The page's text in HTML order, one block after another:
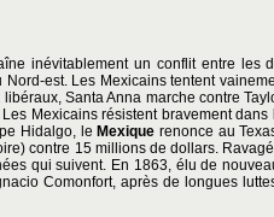
inévitablement un conflit entre les
est. Les Mexicains tentent
Santa Anna marche contre
. Les Mexicains résistent bravement
Hidalgo, leMexique renonce au
contre 15 millions de dollars.
qui suivent. En 1863, élu de
Comonfort, après de longues